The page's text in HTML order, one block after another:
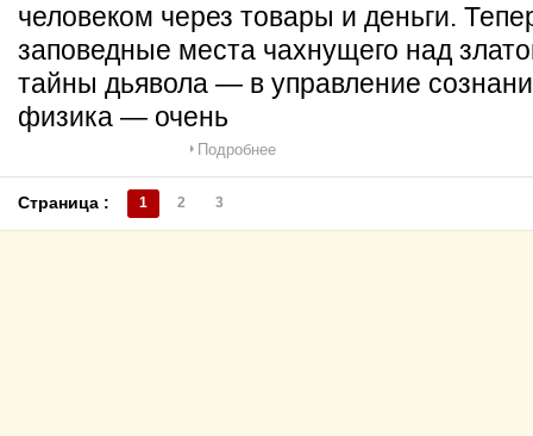
человеком через товары и деньги.
заповедные места чахнущего над
тайны дьявола — в управление
физика — очень
Подробнее
Страница : 1 2 3